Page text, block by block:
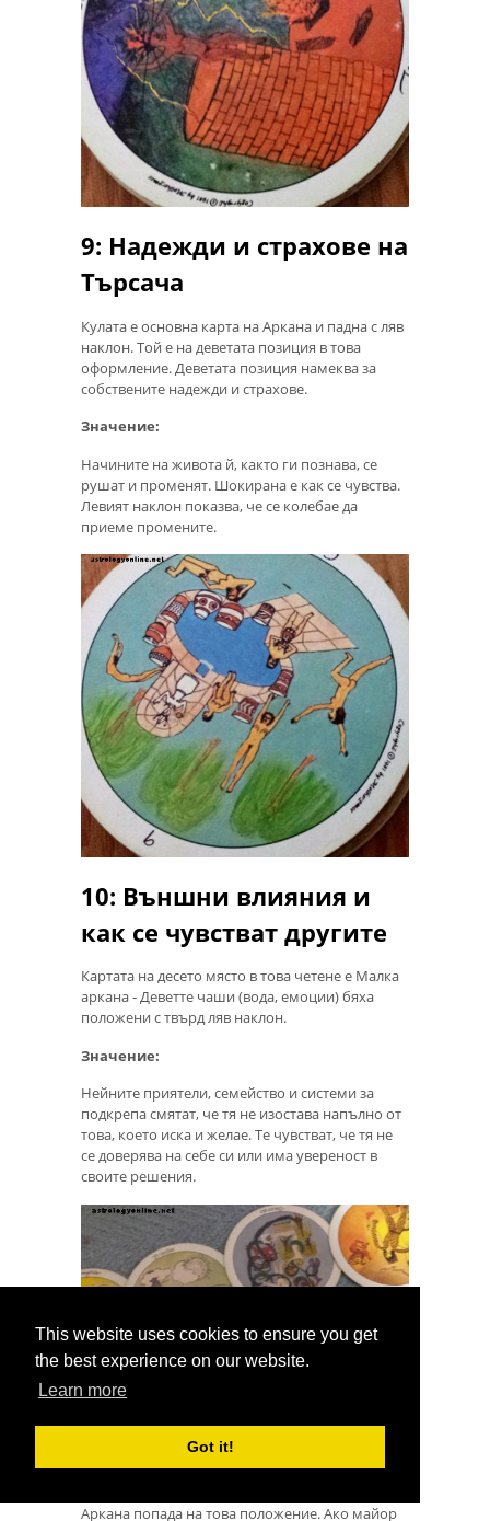
This website uses cookies to ensure you get
the best experience on our website.
Learn more
Got it!
9: Надежди и страхове на
Търсача
Кулата е основна карта на Аркана и падна с ляв
наклон. Той е на деветата позиция в това
оформление. Деветата позиция намеква за
собствените надежди и страхове.
Значение:
Начините на живота й, както ги познава, се
рушат и променят. Шокирана е как се чувства.
Левият наклон показва, че се колебае да
приеме промените.
10: Външни влияния и
как се чувстват другите
Картата на десето място в това четене е Малка
аркана - Деветте чаши (вода, емоции) бяха
положени с твърд ляв наклон.
Значение:
Нейните приятели, семейство и системи за
подкрепа смятат, че тя не изостава напълно от
това, което иска и желае. Те чувстват, че тя не
се доверява на себе си или има увереност в
своите решения.
11: Краен резултат
Картата на 11-та позиция говори за крайния
Аркана попада на това положение. Ако майор